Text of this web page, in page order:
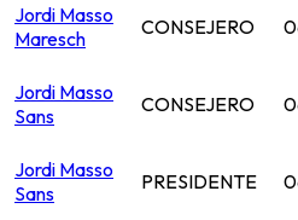
Jordi Masso
Maresch
CONSEJERO
Jordi Masso
Sans
CONSEJERO
Jordi Masso
Sans
PRESIDENTE